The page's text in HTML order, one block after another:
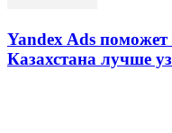
Yandex Ads
Казахстана лучше